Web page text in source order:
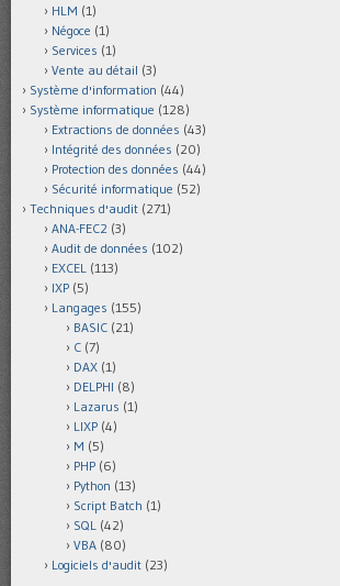
HLM (1)
Négoce (1)
Services (1)
Vente au détail (3)
Système d'information (44)
Système informatique (128)
Extractions de données (43)
Intégrité des données (20)
Protection des données (44)
Sécurité informatique (52)
Techniques d'audit (271)
ANA-FEC2 (3)
Audit de données (102)
EXCEL (113)
IXP (5)
Langages (155)
BASIC (21)
C (7)
DAX (1)
DELPHI (8)
Lazarus (1)
LIXP (4)
M (5)
PHP (6)
Python (13)
Script Batch (1)
SQL (42)
VBA (80)
Logiciels d'audit (23)